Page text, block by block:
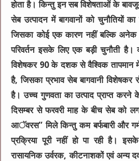
होता है। किन्तु इन सब विशेषताओं के
सेब उत्पादन में बागवानों को चुनौतियों
जिसका कोई एक कारण नहीं बल्कि अनेक
परिवर्तन इसके लिए एक बड़ी चुनौती है।
विशेषकर 90 के दशक से वैश्विक तापमान में
है, जिसका प्रभाव सेब बागवानी विशेषकर
है। उच्च गुणवता का उत्पाद प्राप्त
दिसम्बर से फरवरी माह के बीच सेब को
आॅवरस” मिले किन्तु कम बर्फबारी और
प्रक्रिया पूरी नहीं हो पा रही है।
रासायनिक उर्वरक, कीटनाशकों एवं अन्य